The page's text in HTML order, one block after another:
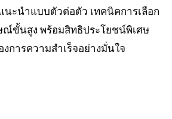
ะนำแบบตัวต่อตัว เทคนิคการเลือก
ณ์ขั้นสูง พร้อมสิทธิประโยชน์พิเศษ
การความสำเร็จอย่างมั่นใจ